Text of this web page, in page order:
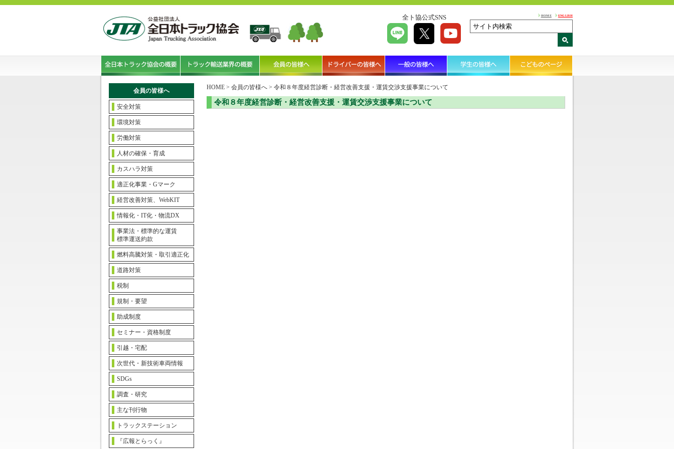
全ト協公式SNS HOME ENGLISH
会員の皆様へ
安全対策
環境対策
労働対策
人材の確保・育成
カスハラ対策
適正化事業・Gマーク
経営改善対策、WebKIT
情報化・IT化・物流DX
事業法・標準的な運賃
標準運送約款
燃料高騰対策・取引適正化
道路対策
税制
規制・要望
助成制度
セミナー・資格制度
引越・宅配
次世代・新技術車両情報
SDGs
調査・研究
主な刊行物
トラックステーション
『広報とらっく』
HOME > 会員の皆様へ > 令和８年度経営診断・経営改善支援・運賃交渉支援事業について
令和８年度経営診断・経営改善支援・運賃交渉支援事業について